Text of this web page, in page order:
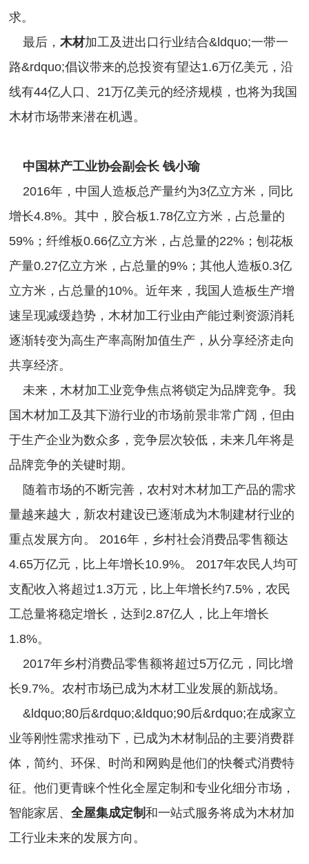
求。
最后，木材加工及进出口行业结合&ldquo;一带一
路&rdquo;倡议带来的总投资有望达1.6万亿美元，沿
线有44亿人口、21万亿美元的经济规模，也将为我国
木材市场带来潜在机遇。
中国林产工业协会副会长 钱小瑜
2016年，中国人造板总产量约为3亿立方米，同比
增长4.8%。其中，胶合板1.78亿立方米，占总量的
59%；纤维板0.66亿立方米，占总量的22%；刨花板
产量0.27亿立方米，占总量的9%；其他人造板0.3亿
立方米，占总量的10%。近年来，我国人造板生产增
速呈现减缓趋势，木材加工行业由产能过剩资源消耗
逐渐转变为高生产率高附加值生产，从分享经济走向
共享经济。
未来，木材加工业竞争焦点将锁定为品牌竞争。我
国木材加工及其下游行业的市场前景非常广阔，但由
于生产企业为数众多，竞争层次较低，未来几年将是
品牌竞争的关键时期。
随着市场的不断完善，农村对木材加工产品的需求
量越来越大，新农村建设已逐渐成为木制建材行业的
重点发展方向。 2016年，乡村社会消费品零售额达
4.65万亿元，比上年增长10.9%。 2017年农民人均可
支配收入将超过1.3万元，比上年增长约7.5%，农民
工总量将稳定增长，达到2.87亿人，比上年增长
1.8%。
2017年乡村消费品零售额将超过5万亿元，同比增
长9.7%。农村市场已成为木材工业发展的新战场。
&ldquo;80后&rdquo;&ldquo;90后&rdquo;在成家立
业等刚性需求推动下，已成为木材制品的主要消费群
体，简约、环保、时尚和网购是他们的快餐式消费特
征。他们更青睐个性化全屋定制和专业化细分市场，
智能家居、全屋集成定制和一站式服务将成为木材加
工行业未来的发展方向。